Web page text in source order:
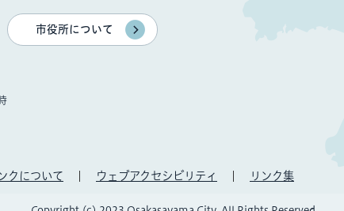
市役所について
クについて ウェブアクセシビリティ リンク集